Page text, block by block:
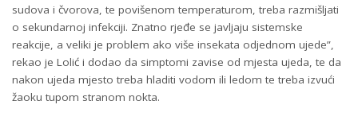
sudova i čvorova, te povišenom temperaturom, treba razmišljati
o sekundarnoj infekciji. Znatno rjeđe se javljaju sistemske
reakcije, a veliki je problem ako više insekata odjednom ujede”,
rekao je Lolić i dodao da simptomi zavise od mjesta ujeda, te da
nakon ujeda mjesto treba hladiti vodom ili ledom te treba izvući
žaoku tupom stranom nokta.